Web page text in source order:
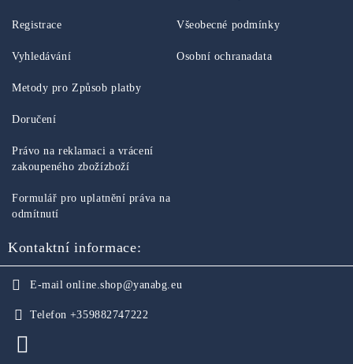
Registrace
Vyhledávání
Všeobecné podmínky
Osobní ochranadata
Metody pro Způsob platby
Doručení
Právo na reklamaci a vrácení
zakoupeného zbožízboží
Formulář pro uplatnění práva na
odmítnutí
Kontaktní informace:
E-mail online.shop@yanabg.eu
Telefon +359882747222